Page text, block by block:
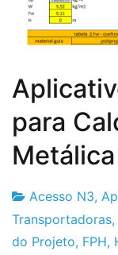
para
Metálica
Fabrica
do
3
de
Acesso N3,
Transportadoras,
do Projeto, FPH,